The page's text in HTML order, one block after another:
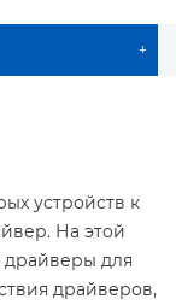
+
устройств к
На этой
драйверы для
драйверов,